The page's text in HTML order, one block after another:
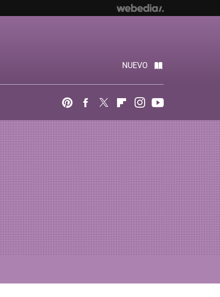
NUEVO
PinterestFacebook
Twitter FlipboardInstagram